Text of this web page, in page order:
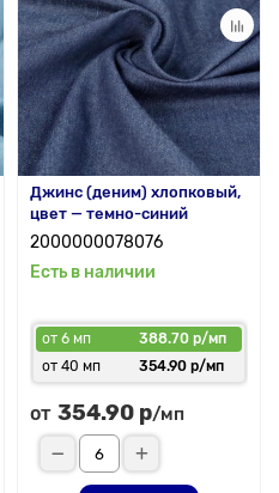
Джинс (деним) хлопковый,
цвет — темно-синий
2000000078076
Есть в наличии
от 6 мп
388.70 р/мп
от 40 мп
354.90 р/мп
от 354.90 р/мп